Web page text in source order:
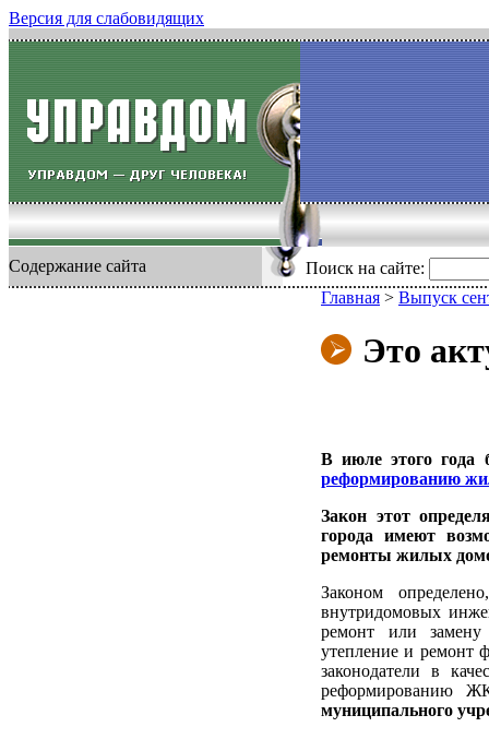
Версия для слабовидящих
Содержание сайта Поиск на сайте:
Главная > Выпуск
Это
В июле этого
реформированию
Закон этот
города имеют
ремонты жилых
Законом
внутридомовых
ремонт или
утепление и ремонт
законодатели в
реформированию
муниципального